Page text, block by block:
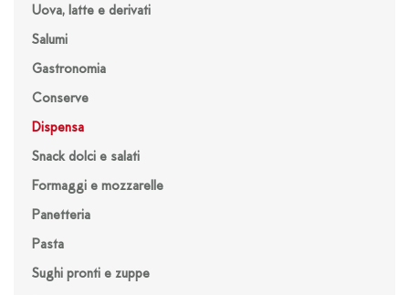
Uova, latte e derivati
Salumi
Gastronomia
Conserve
Dispensa
Snack dolci e salati
Formaggi e mozzarelle
Panetteria
Pasta
Sughi pronti e zuppe